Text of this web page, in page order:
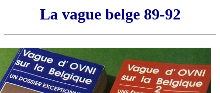
La vague belge 89-92